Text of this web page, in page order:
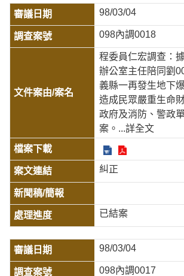
98/03/04
098內調0018
程委員仁宏調查：
辦公室主任陪同劉
義縣一再發生地下
造成民眾嚴重生命
政府及消防、警政
案。 ...詳全文
糾正
已結案
98/03/04
098內調0017